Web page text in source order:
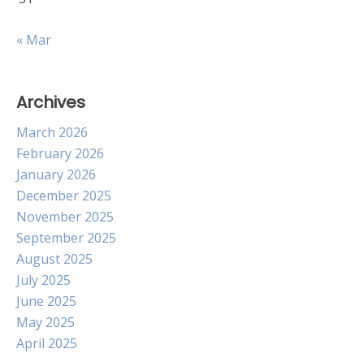
« Mar
Archives
March 2026
February 2026
January 2026
December 2025
November 2025
September 2025
August 2025
July 2025
June 2025
May 2025
April 2025